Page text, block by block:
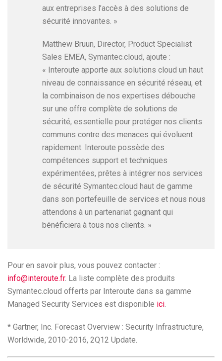
aux entreprises l’accès à des solutions de
sécurité innovantes. »
Matthew Bruun, Director, Product Specialist
Sales EMEA, Symantec.cloud, ajoute :
« Interoute apporte aux solutions cloud un haut
niveau de connaissance en sécurité réseau, et
la combinaison de nos expertises débouche
sur une offre complète de solutions de
sécurité, essentielle pour protéger nos clients
communs contre des menaces qui évoluent
rapidement. Interoute possède des
compétences support et techniques
expérimentées, prêtes à intégrer nos services
de sécurité Symantec.cloud haut de gamme
dans son portefeuille de services et nous nous
attendons à un partenariat gagnant qui
bénéficiera à tous nos clients. »
Pour en savoir plus, vous pouvez contacter :
info@interoute.fr. La liste complète des produits
Symantec.cloud offerts par Interoute dans sa gamme
Managed Security Services est disponible ici.
* Gartner, Inc. Forecast Overview : Security Infrastructure,
Worldwide, 2010-2016, 2Q12 Update.